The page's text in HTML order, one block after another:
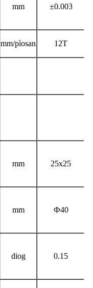
mm ±0.003
mm/pìosan 12T
mm 25x25
mm Ф40
diog 0.15